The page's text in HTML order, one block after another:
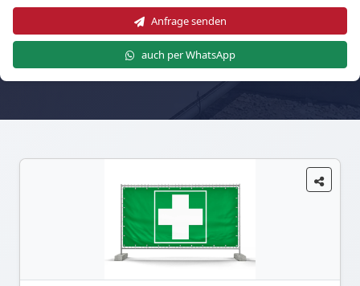
Anfrage senden
auch per WhatsApp